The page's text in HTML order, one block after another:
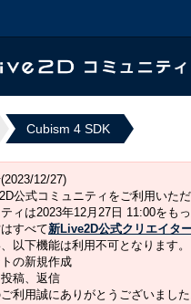
Cubism 4 SDK
12/27)
公式コミュニティをご利用いた
ィは2023年12月27日 11:00をも
すべて新Live2D公式クリエイタ
以下機能は利用不可となります。
トの新規作成
稿、返信
利用誠にありがとうございました